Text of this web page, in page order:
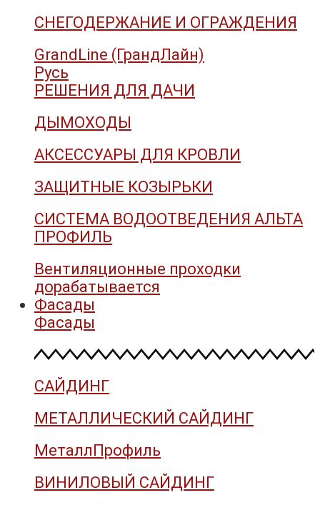
СНЕГОДЕРЖАНИЕ И ОГРАЖДЕНИЯ
GrandLine (ГрандЛайн)
Русь
РЕШЕНИЯ ДЛЯ ДАЧИ
ДЫМОХОДЫ
АКСЕССУАРЫ ДЛЯ КРОВЛИ
ЗАЩИТНЫЕ КОЗЫРЬКИ
СИСТЕМА ВОДООТВЕДЕНИЯ АЛЬТА
ПРОФИЛЬ
Вентиляционные проходки
дорабатывается
Фасады
Фасады
САЙДИНГ
МЕТАЛЛИЧЕСКИЙ САЙДИНГ
МеталлПрофиль
ВИНИЛОВЫЙ САЙДИНГ